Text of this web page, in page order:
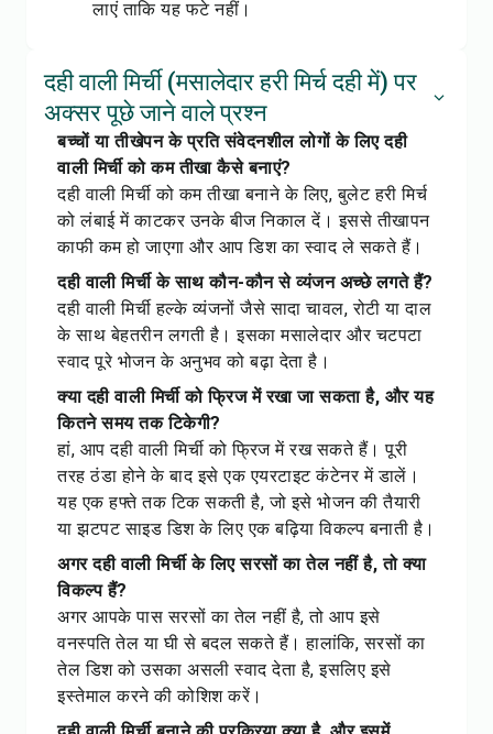
लाएं ताकि यह फटे नहीं।
दही वाली मिर्ची (मसालेदार हरी मिर्च दही में) पर
अक्सर पूछे जाने वाले प्रश्न
बच्चों या तीखेपन के प्रति संवेदनशील लोगों के लिए दही
वाली मिर्ची को कम तीखा कैसे बनाएं?
दही वाली मिर्ची को कम तीखा बनाने के लिए, बुलेट हरी मिर्च
को लंबाई में काटकर उनके बीज निकाल दें। इससे तीखापन
काफी कम हो जाएगा और आप डिश का स्वाद ले सकते हैं।
दही वाली मिर्ची के साथ कौन-कौन से व्यंजन अच्छे लगते हैं?
दही वाली मिर्ची हल्के व्यंजनों जैसे सादा चावल, रोटी या दाल
के साथ बेहतरीन लगती है। इसका मसालेदार और चटपटा
स्वाद पूरे भोजन के अनुभव को बढ़ा देता है।
क्या दही वाली मिर्ची को फ्रिज में रखा जा सकता है, और यह
कितने समय तक टिकेगी?
हां, आप दही वाली मिर्ची को फ्रिज में रख सकते हैं। पूरी
तरह ठंडा होने के बाद इसे एक एयरटाइट कंटेनर में डालें।
यह एक हफ्ते तक टिक सकती है, जो इसे भोजन की तैयारी
या झटपट साइड डिश के लिए एक बढ़िया विकल्प बनाती है।
अगर दही वाली मिर्ची के लिए सरसों का तेल नहीं है, तो क्या
विकल्प हैं?
अगर आपके पास सरसों का तेल नहीं है, तो आप इसे
वनस्पति तेल या घी से बदल सकते हैं। हालांकि, सरसों का
तेल डिश को उसका असली स्वाद देता है, इसलिए इसे
इस्तेमाल करने की कोशिश करें।